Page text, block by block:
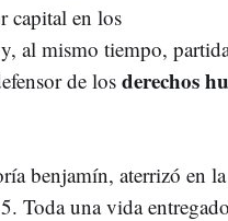
capital en los
y, al mismo tiempo,
de losderechos
benjamín, aterrizó en
Toda una vida